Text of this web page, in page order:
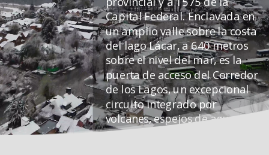
Capital Federal. Enclavada en
un amplio valle sobre la costa
del lago Lácar, a 640 metros
sobre el nivel del mar, es la
puerta de acceso del Corredor
de los Lagos, un excepcional
circuito integrado por
volcanes, espejos de agua,
arroyos, ríos y bosques